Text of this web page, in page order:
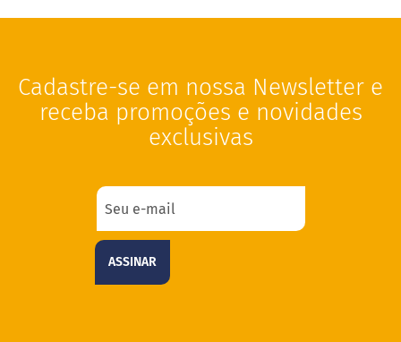
Cadastre-se em nossa Newsletter e
receba promoções e novidades
exclusivas
ASSINAR